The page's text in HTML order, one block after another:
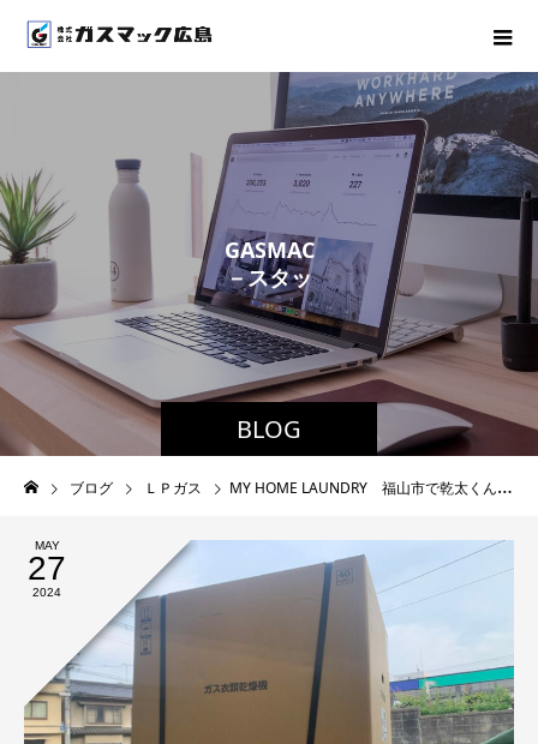
BLOG
GASMAC
ス タッフブログ－
ブログ ＬＰガス MY HOME LAUNDRY 福山市で乾太くんの事ならGASMACへ
MAY
27
2024